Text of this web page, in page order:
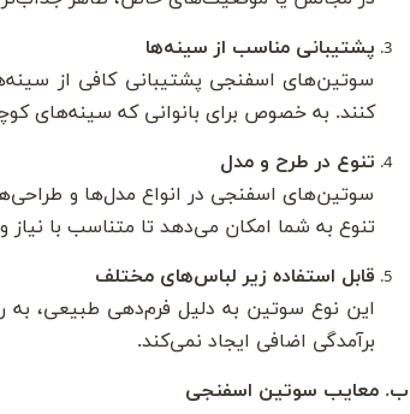
پشتیبانی مناسب از سینه‌ها
سوتین‌های اسفنجی پشتیبانی کافی از
کنند. به خصوص برای بانوانی که سینه‌های
تنوع در طرح و مدل
سوتین‌های اسفنجی در انواع مدل‌ها و
تنوع به شما امکان می‌دهد تا متناسب با
قابل استفاده زیر لباس‌های مختلف
این نوع سوتین به دلیل فرم‌دهی طبیعی،
برآمدگی اضافی ایجاد نمی‌کند.
ب. معایب سوتین اسفنجی